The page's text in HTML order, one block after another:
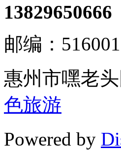
13829650666
邮编：
惠州市嘿老
色旅游
Powered by